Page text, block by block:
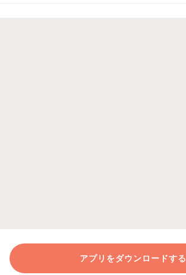
アプリをダウンロードする